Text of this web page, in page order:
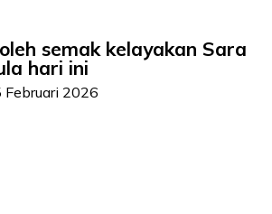
semak kelayakan Sara
hari ini
Februari 2026